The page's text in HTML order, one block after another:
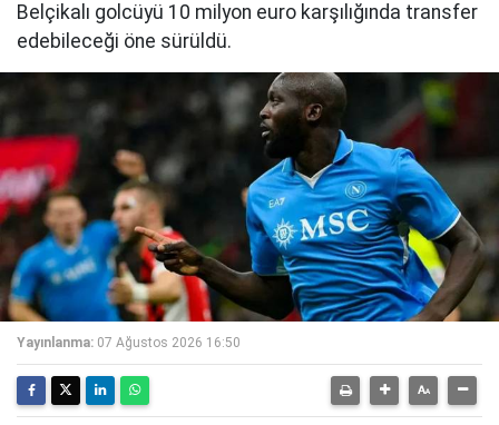
Belçikalı golcüyü 10 milyon euro karşılığında transfer
edebileceği öne sürüldü.
Yayınlanma: 07 Ağustos 2026 16:50